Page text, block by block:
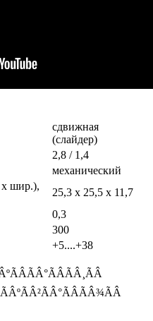
сдвижная
(слайдер)
2,8 / 1,4
механический
х шир.),
25,3 х 25,5 х 11,7
0,3
300
+5....+38